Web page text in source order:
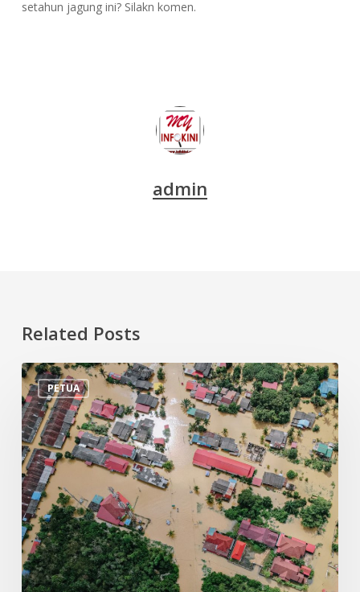
setahun jagung ini? Silakn komen.
admin
Related Posts
PETUA
Tips
Persiapan
Menghadapi
Banjir